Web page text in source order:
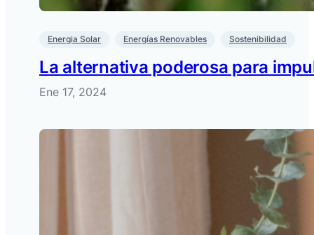
Energia Solar Energías Renovables Sostenibilidad
La alternativa poderosa para
Ene 17, 2024